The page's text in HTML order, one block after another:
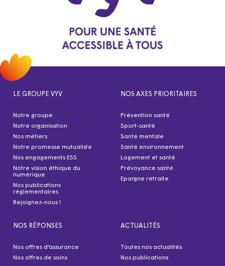
LE GROUPE VYV
Notre groupe
Notre organisation
Nos métiers
Notre promesse mutualiste
Nos engagements ESS
Notre vision éthique du
numérique
Nos publications
réglementaires
Rejoignez-nous !
NOS AXES PRIORITAIRES
Prévention santé
Sport-santé
Santé mentale
Santé environnement
Logement et santé
Prévoyance santé
Epargne retraite
NOS RÉPONSES
Nos offres d’assurance
Nos offres de soins
ACTUALITÉS
Toutes nos actualités
Nos publications